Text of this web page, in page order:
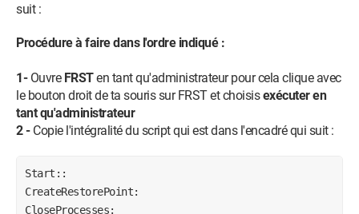
suit :
Procédure à faire dans l'ordre indiqué :
1-Ouvre FRSTen tant qu'administrateur pour cela clique avec
le bouton droit de ta souris sur FRST et choisisexécuter en
tant qu'administrateur
2 -Copie l'intégralité du script qui est dans l'encadré qui suit :
Start::
CreateRestorePoint:
CloseProcesses: